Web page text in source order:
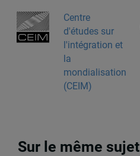
Centre
d'études sur
l'intégration et
la
mondialisation
(CEIM)
Sur le même sujet